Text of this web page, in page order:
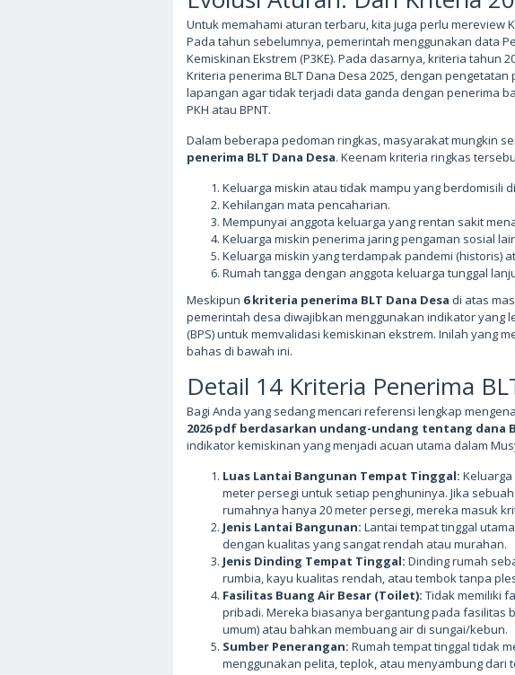
Untuk memahami aturan terbaru, kita juga perlu mereview
Pada tahun sebelumnya, pemerintah menggunakan data
Kemiskinan Ekstrem (P3KE). Pada dasarnya, kriteria tahun
Kriteria penerima BLT Dana Desa 2025, dengan
lapangan agar tidak terjadi data ganda dengan penerima
PKH atau BPNT.
Dalam beberapa pedoman ringkas, masyarakat mungkin
penerima BLT Dana Desa. Keenam kriteria ringkas
Keluarga miskin atau tidak mampu yang berdomisili
Kehilangan mata pencaharian.
Mempunyai anggota keluarga yang rentan sakit
Keluarga miskin penerima jaring pengaman sosial
Keluarga miskin yang terdampak pandemi (historis)
Rumah tangga dengan anggota keluarga tunggal
Meskipun 6 kriteria penerima BLT Dana Desa di atas
pemerintah desa diwajibkan menggunakan indikator yang
(BPS) untuk memvalidasi kemiskinan ekstrem. Inilah yang
bahas di bawah ini.
Detail 14 Kriteria Penerima
Bagi Anda yang sedang mencari referensi lengkap
2026 pdf berdasarkan undang-undang tentang dana
indikator kemiskinan yang menjadi acuan utama dalam
Luas Lantai Bangunan Tempat Tinggal:
meter persegi untuk setiap penghuninya. Jika
rumahnya hanya 20 meter persegi, mereka masuk
Jenis Lantai Bangunan: Lantai tempat tinggal
dengan kualitas yang sangat rendah atau murahan.
Jenis Dinding Tempat Tinggal: Dinding rumah
rumbia, kayu kualitas rendah, atau tembok tanpa
Fasilitas Buang Air Besar (Toilet): Tidak memiliki
pribadi. Mereka biasanya bergantung pada fasilitas
umum) atau bahkan membuang air di sungai/kebun.
Sumber Penerangan: Rumah tempat tinggal tidak
menggunakan pelita, teplok, atau menyambung dari